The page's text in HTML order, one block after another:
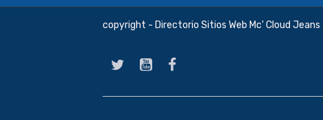
copyright - Directorio Sitios Web Mc' Cloud Jeans